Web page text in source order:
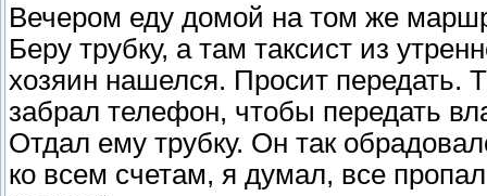
Вечером еду домой на том же
Беру трубку, а там таксист из
хозяин нашелся. Просит передать.
забрал телефон, чтобы передать
Отдал ему трубку. Он так
ко всем счетам, я думал, все